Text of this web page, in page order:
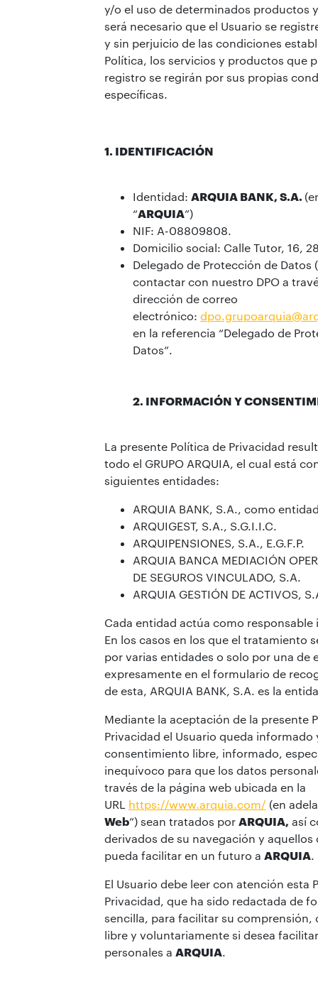
y/o el uso de determinados productos
será necesario que el Usuario se
y sin perjuicio de las condiciones
Política, los servicios y productos que
registro se regirán por sus propias
específicas.
1. IDENTIFICACIÓN
Identidad: ARQUIA BANK, S.A.
“ARQUIA”)
NIF: A-08809808.
Domicilio social: Calle Tutor, 16,
Delegado de Protección de Datos
contactar con nuestro DPO a
dirección de correo
electrónico:
en la referencia “Delegado de
Datos”.
2. INFORMACIÓN Y
La presente Política de Privacidad
todo el GRUPO ARQUIA, el cual está
siguientes entidades:
ARQUIA BANK, S.A., como
ARQUIGEST, S.A., S.G.I.I.C.
ARQUIPENSIONES, S.A., E.G.F.P.
ARQUIA BANCA MEDIACIÓN
DE SEGUROS VINCULADO, S.A.
ARQUIA GESTIÓN DE ACTIVOS,
Cada entidad actúa como
En los casos en los que el tratamiento
por varias entidades o solo por una de
expresamente en el formulario de
de esta, ARQUIA BANK, S.A. es la
Mediante la aceptación de la presente
Privacidad el Usuario queda informado
consentimiento libre, informado,
inequívoco para que los datos
través de la página web ubicada en la
URL https://www.arquia.com/ (en
Web”) sean tratados por ARQUIA, así
derivados de su navegación y
pueda facilitar en un futuro a ARQUIA.
El Usuario debe leer con atención esta
Privacidad, que ha sido redactada de
sencilla, para facilitar su comprensión,
libre y voluntariamente si desea
personales a ARQUIA.